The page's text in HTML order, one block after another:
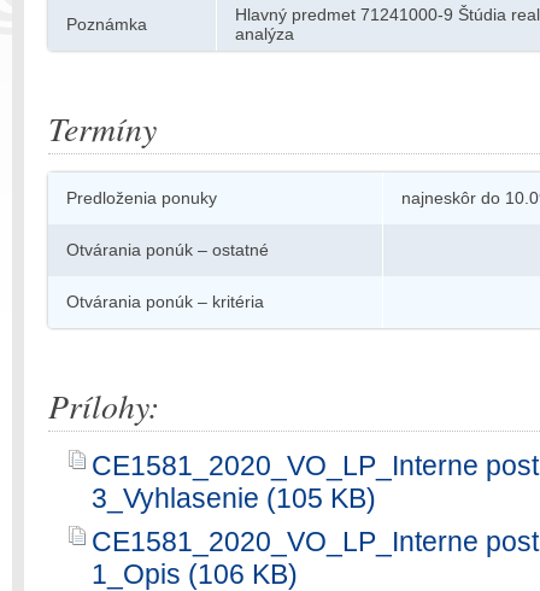
Poznámka
Hlavný predmet 71241000-9 Štúdia
analýza
Termíny
Predloženia ponuky najneskôr do
Otvárania ponúk – ostatné
Otvárania ponúk – kritéria
Prílohy:
CE1581_2020_VO_LP_Interne
3_Vyhlasenie (105 KB)
CE1581_2020_VO_LP_Interne
1_Opis (106 KB)